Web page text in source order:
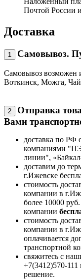
Почтой России
Доставка
1 Самовывоз.
Самовывоз возможен
Воткинск, Можга,
2
Отправка
Вами
доставка по РФ
компаниями
линии",
доставим до
г.Ижевске
стоимость
компании в
более 10000
компании
стоимость
компании в
оплачивается
транспортной
свяжитесь с
+7(3412)570-
решение.